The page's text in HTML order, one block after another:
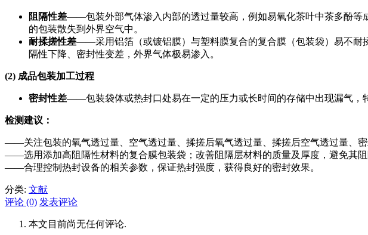
阻隔性差——包装外部气体渗入内部的透过量较高，例如易氧化茶叶中茶多酚等
的包装散失到外界空气中。
耐揉搓性差——采用铝箔（或镀铝膜）与塑料膜复合的复合膜（包装袋）易不耐
隔性下降、密封性变差，外界气体极易渗入。
(2) 成品包装加工过程
密封性差——包装袋体或热封口处易在一定的压力或长时间的存储中出现漏气，
检测建议：
——关注包装的氧气透过量、空气透过量、揉搓后氧气透过量、揉搓后空气透过量、密
——选用添加高阻隔性材料的复合膜包装袋；改善阻隔层材料的质量及厚度，避免其
——合理控制热封设备的相关参数，保证热封强度，获得良好的密封效果。
分类: 文献
评论 (0) 发表评论
本文目前尚无任何评论.